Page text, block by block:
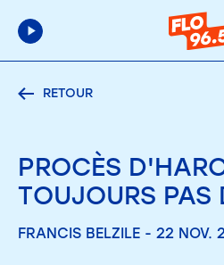
RETOUR
PROCÈS
TOUJOURS PAS
FRANCIS BELZILE - 22 NOV.